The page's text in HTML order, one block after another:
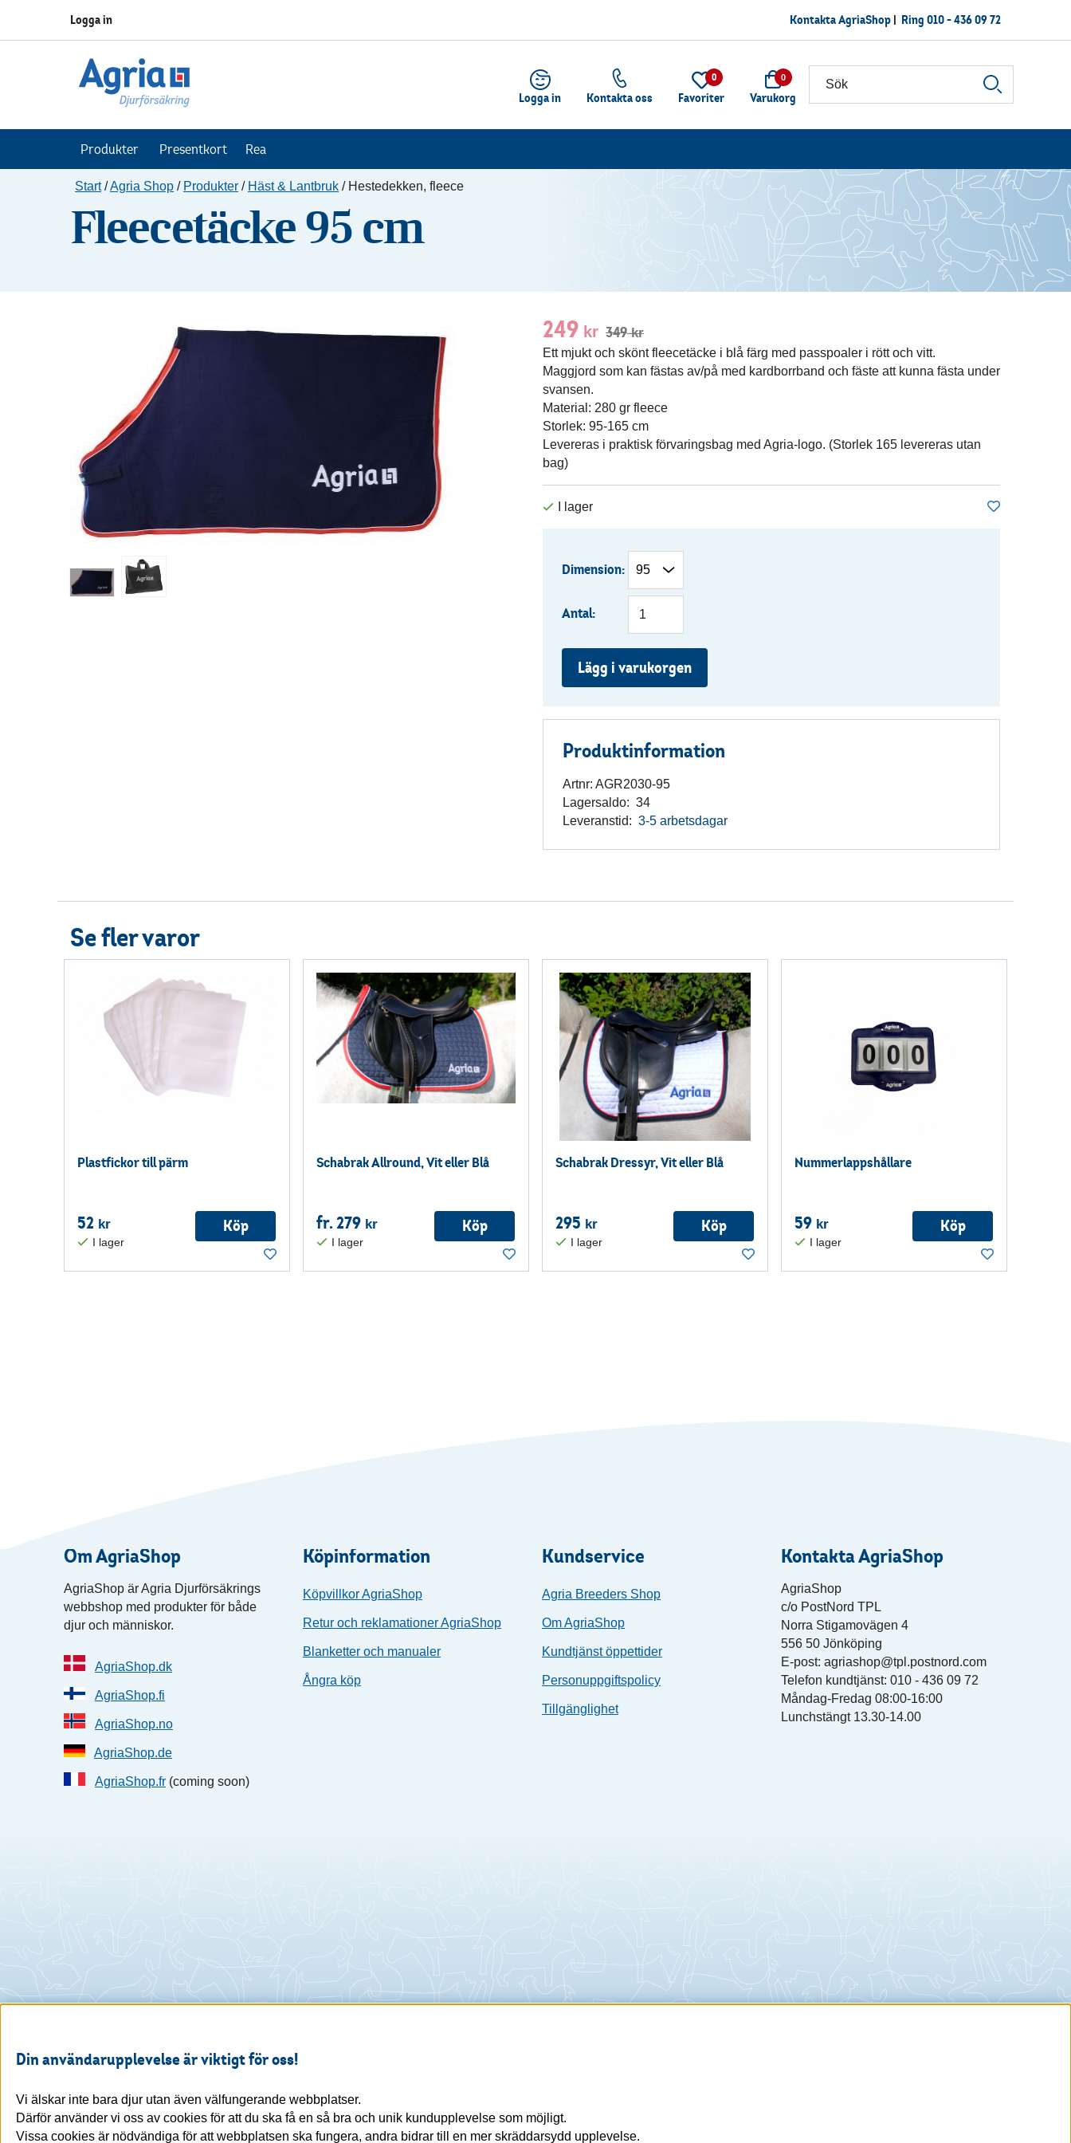
Logga in Kontakta AgriaShop | Ring 010 - 436 09 72
Logga in Kontakta oss
0
Favoriter
0
Varukorg
Produkter Presentkort Rea
Start/Agria Shop / Produkter / Häst & Lantbruk / Hestedekken, fleece
Fleecetäcke 95 cm
349kr
249kr
Ett mjukt och skönt fleecetäcke i blå färg med passpoaler i rött och vitt.
Maggjord som kan fästas av/på med kardborrband och fäste att kunna fästa under
svansen.
Material: 280 gr fleece
Storlek: 95-165 cm
Levereras i praktisk förvaringsbag med Agria-logo. (Storlek 165 levereras utan
bag)
Dimension:
Antal:
Lägg i varukorgen
Produktinformation
Artnr: AGR2030-95
Lagersaldo: 34
Leveranstid: 3-5 arbetsdagar
Se fler varor
Plastfickor till pärm
52 kr Köp
Schabrak Allround, Vit eller Blå
fr. 279 kr Köp
Schabrak Dressyr, Vit eller Blå
295 kr Köp
Nummerlappshållare
59 kr Köp
Om AgriaShop
AgriaShop är Agria Djurförsäkrings
webbshop med produkter för både
djur och människor.
AgriaShop.dk
AgriaShop.fi
AgriaShop.no
AgriaShop.de
AgriaShop.fr (coming soon)
Köpinformation
Köpvillkor AgriaShop
Retur och reklamationer AgriaShop
Blanketter och manualer
Ångra köp
Kundservice
Agria Breeders Shop
Om AgriaShop
Kundtjänst öppettider
Personuppgiftspolicy
Tillgänglighet
Kontakta AgriaShop
AgriaShop
c/o PostNord TPL
Norra Stigamovägen 4
556 50 Jönköping
E-post: agriashop@tpl.postnord.com
Telefon kundtjänst: 010 - 436 09 72
Måndag-Fredag 08:00-16:00
Lunchstängt 13.30-14.00
Din användarupplevelse är viktigt för oss!
Vi älskar inte bara djur utan även välfungerande webbplatser.
Därför använder vi oss av cookies för att du ska få en så bra och unik kundupplevelse som möjligt.
Vissa cookies är nödvändiga för att webbplatsen ska fungera, andra bidrar till en mer skräddarsydd upplevelse.